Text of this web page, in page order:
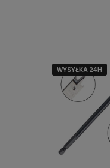
WYSYŁKA 24H
WYSYŁKA 24H
WYSYŁKA 24H